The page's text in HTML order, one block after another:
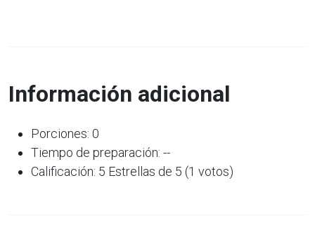
Información adicional
Porciones: 0
Tiempo de preparación: --
Calificación: 5 Estrellas de 5 (1 votos)